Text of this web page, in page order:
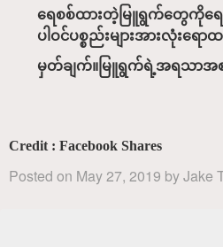
ရေစစ်ထားတဲ့မြူရွက်တွေကိုရေ
ပါဝင်ပစ္စည်းများအားလုံးရ
မှတ်ချက်။မြူရွက်ရဲ့အရသာအစ
Credit : Facebook Shares
Posted on May 27, 2019 byJake